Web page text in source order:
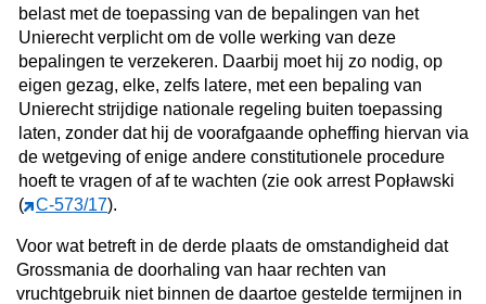
belast met de toepassing van de bepalingen van het
Unierecht verplicht om de volle werking van deze
bepalingen te verzekeren. Daarbij moet hij zo nodig, op
eigen gezag, elke, zelfs latere, met een bepaling van
Unierecht strijdige nationale regeling buiten toepassing
laten, zonder dat hij de voorafgaande opheffing hiervan via
de wetgeving of enige andere constitutionele procedure
hoeft te vragen of af te wachten (zie ook arrest Popławski
(
C‑573/17).
Voor wat betreft in de derde plaats de omstandigheid dat
Grossmania de doorhaling van haar rechten van
vruchtgebruik niet binnen de daartoe gestelde termijnen in